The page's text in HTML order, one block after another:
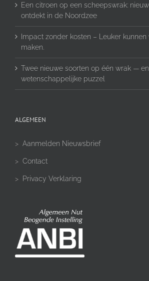
Een citroen op een scheepswrak:
ontdekt in de Noordzee
Impact zonder kosten – Leuker kunnen
maken.
Twee nieuwe soorten op één wrak —
wetenschappelijke puzzel
ALGEMEEN
> Aanmelden Nieuwsbrief
> Contact
> Privacy Verklaring